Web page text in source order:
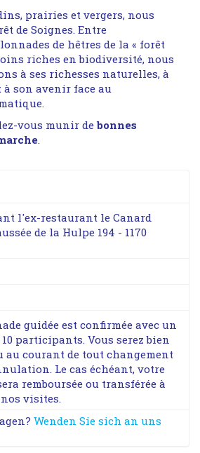
prairies et vergers, nous
de Soignes. Entre
de hêtres de la « forêt
riches en biodiversité, nous
à ses richesses naturelles, à
son avenir face au
vous munir debonnes
.
l'ex-restaurant le Canard
de la Hulpe 194 - 1170
guidée est confirmée avec un
participants. Vous serez bien
au courant de tout changement
Le cas échéant, votre
remboursée ou transférée à
visites.
Wenden Sie sich an uns